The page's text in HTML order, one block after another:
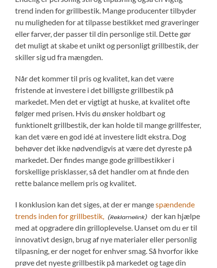
trend inden for grillbestik. Mange producenter tilbyder
nu muligheden for at tilpasse bestikket med graveringer
eller farver, der passer til din personlige stil. Dette gør
det muligt at skabe et unikt og personligt grillbestik, der
skiller sig ud fra mængden.
Når det kommer til pris og kvalitet, kan det være
fristende at investere i det billigste grillbestik på
markedet. Men det er vigtigt at huske, at kvalitet ofte
følger med prisen. Hvis du ønsker holdbart og
funktionelt grillbestik, der kan holde til mange grillfester,
kan det være en god idé at investere lidt ekstra. Dog
behøver det ikke nødvendigvis at være det dyreste på
markedet. Der findes mange gode grillbestikker i
forskellige prisklasser, så det handler om at finde den
rette balance mellem pris og kvalitet.
I konklusion kan det siges, at der er mangespændende
trends inden for grillbestik,
der kan hjælpe
med at opgradere din grilloplevelse. Uanset om du er til
innovativt design, brug af nye materialer eller personlig
tilpasning, er der noget for enhver smag. Så hvorfor ikke
prøve det nyeste grillbestik på markedet og tage din